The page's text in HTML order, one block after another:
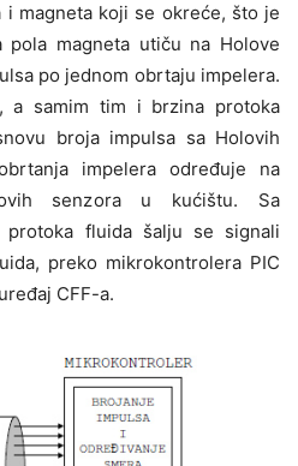
magneta koji se okreće, što je
magneta utiču na Holove
po jednom obrtaju impelera.
a samim tim i brzina protoka
broja impulsa sa Holovih
impelera određuje na
senzora u kućištu. Sa
protoka fluida šalju se signali
preko mikrokontrolera PIC
CFF-a.